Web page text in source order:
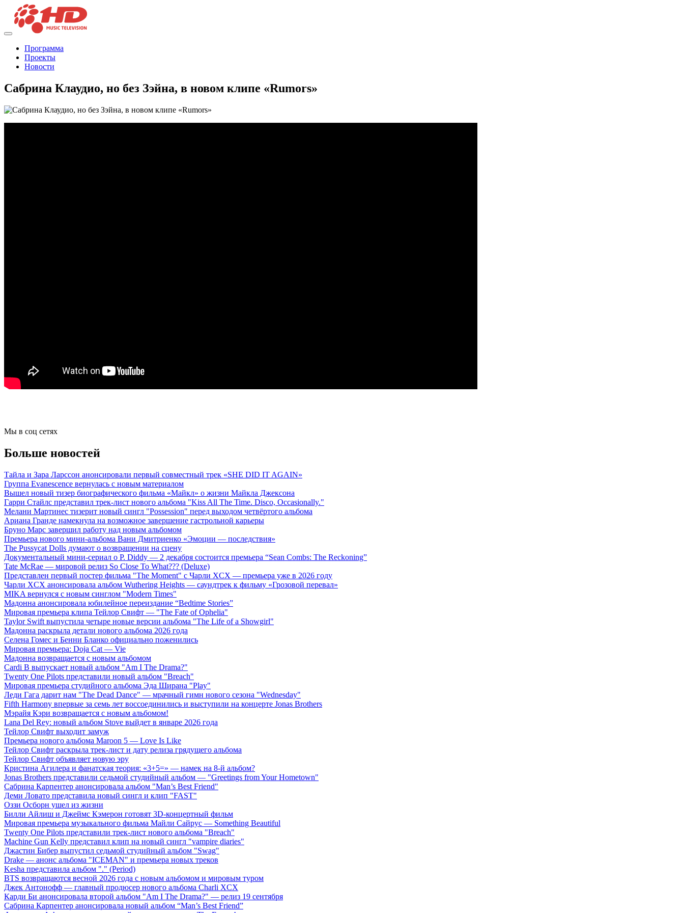
Программа
Проекты
Новости
Сабрина Клаудио, но без Зэйна, в новом клипе «Rumors»
Мы в соц сетях
Больше новостей
Тайла и Зара Ларссон анонсировали первый совместный трек «SHE DID IT AGAIN»
Группа Evanescence вернулась с новым материалом
Вышел новый тизер биографического фильма «Майкл» о жизни Майкла Джексона
Гарри Стайлс представил трек-лист нового альбома "Kiss All The Time. Disco, Occasionally."
Мелани Мартинес тизерит новый сингл "Possession" перед выходом четвёртого альбома
Ариана Гранде намекнула на возможное завершение гастрольной карьеры
Бруно Марс завершил работу над новым альбомом
Премьера нового мини-альбома Вани Дмитриенко «Эмоции — последствия»
The Pussycat Dolls думают о возвращении на сцену
Документальный мини-сериал о P. Diddy — 2 декабря состоится премьера “Sean Combs: The Reckoning”
Tate McRae — мировой релиз So Close To What??? (Deluxe)
Представлен первый постер фильма "The Moment" с Чарли XCX — премьера уже в 2026 году
Чарли XCX анонсировала альбом Wuthering Heights — саундтрек к фильму «Грозовой перевал»
MIKA вернулся с новым синглом "Modern Times"
Мадонна анонсировала юбилейное переиздание “Bedtime Stories”
Мировая премьера клипа Тейлор Свифт — "The Fate of Ophelia"
Taylor Swift выпустила четыре новые версии альбома "The Life of a Showgirl"
Мадонна раскрыла детали нового альбома 2026 года
Селена Гомес и Бенни Бланко официально поженились
Мировая премьера: Doja Cat — Vie
Мадонна возвращается с новым альбомом
Cardi B выпускает новый альбом "Am I The Drama?"
Twenty One Pilots представили новый альбом "Breach"
Мировая премьера студийного альбома Эда Ширана "Play"
Леди Гага дарит нам "The Dead Dance" — мрачный гимн нового сезона "Wednesday"
Fifth Harmony впервые за семь лет воссоединились и выступили на концерте Jonas Brothers
Мэрайя Кэри возвращается с новым альбомом!
Lana Del Rey: новый альбом Stove выйдет в январе 2026 года
Тейлор Свифт выходит замуж
Премьера нового альбома Maroon 5 — Love Is Like
Тейлор Свифт раскрыла трек-лист и дату релиза грядущего альбома
Тейлор Свифт объявляет новую эру
Кристина Агилера и фанатская теория: «3+5=» — намек на 8-й альбом?
Jonas Brothers представили седьмой студийный альбом — "Greetings from Your Hometown"
Сабрина Карпентер анонсировала альбом "Man’s Best Friend"
Деми Ловато представила новый сингл и клип "FAST"
Оззи Осборн ушел из жизни
Билли Айлиш и Джеймс Кэмерон готовят 3D-концертный фильм
Мировая премьера музыкального фильма Майли Сайрус — Something Beautiful
Twenty One Pilots представили трек-лист нового альбома "Breach"
Machine Gun Kelly представил клип на новый сингл "vampire diaries"
Джастин Бибер выпустил седьмой студийный альбом "Swag"
Drake — анонс альбома "ICEMAN" и премьера новых треков
Kesha представила альбом "." (Period)
BTS возвращаются весной 2026 года с новым альбомом и мировым туром
Джек Антонофф — главный продюсер нового альбома Charli XCX
Карди Би анонсировала второй альбом "Am I The Drama?" — релиз 19 сентября
Сабрина Карпентер анонсировала новый альбом “Man’s Best Friend”